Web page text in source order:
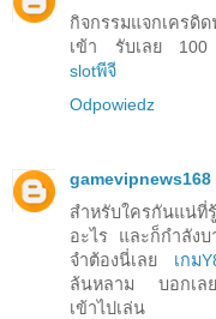
กิจกรรมแจกเครดิ
เข้า รับเลย 100
slotพีจี
Odpowiedz
gamevipnews168
สำหรับใครกันแน่ที่
อะไร และก็กำลังบ
จำต้องนี่เลย เกม
ล้นหลาม บอกเลย
เข้าไปเล่น